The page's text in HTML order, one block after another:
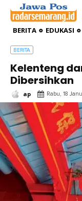
BERITA EDUKASI
BERITA
Kelenteng
Dibersihkan
ap Rabu, 18